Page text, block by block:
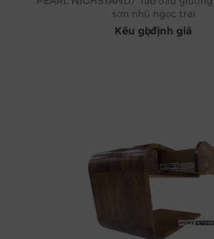
sơn nhũ ngọc trai
Kêu gọi định giá